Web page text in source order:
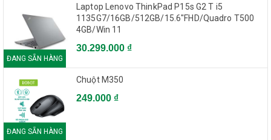
ĐANG SẴN HÀNG
Laptop Lenovo ThinkPad P15s G2 T i5
1135G7/16GB/512GB/15.6"FHD/Quadro T500
4GB/Win 11
30.299.000 ₫
ĐANG SẴN HÀNG
Chuột M350
249.000 ₫